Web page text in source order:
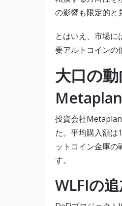
の影響も限定的と
とはいえ、市場
要アルトコインの
大口の
投資会社
た。平均購入額は
ットコイン金庫
す。
WLFIの